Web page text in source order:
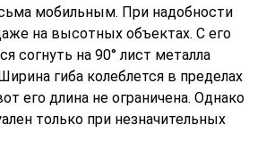
мобильным. При надобности
на высотных объектах. С его
согнуть на 90° лист металла
гиба колеблется в пределах
его длина не ограничена. Однако
только при незначительных